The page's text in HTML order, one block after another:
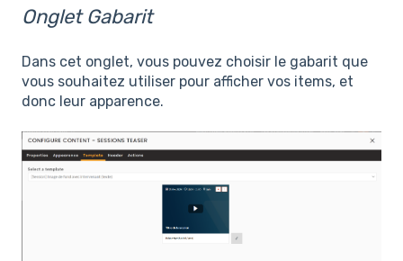
Onglet Gabarit
Dans cet onglet, vous pouvez choisir le gabarit que
vous souhaitez utiliser pour afficher vos items, et
donc leur apparence.